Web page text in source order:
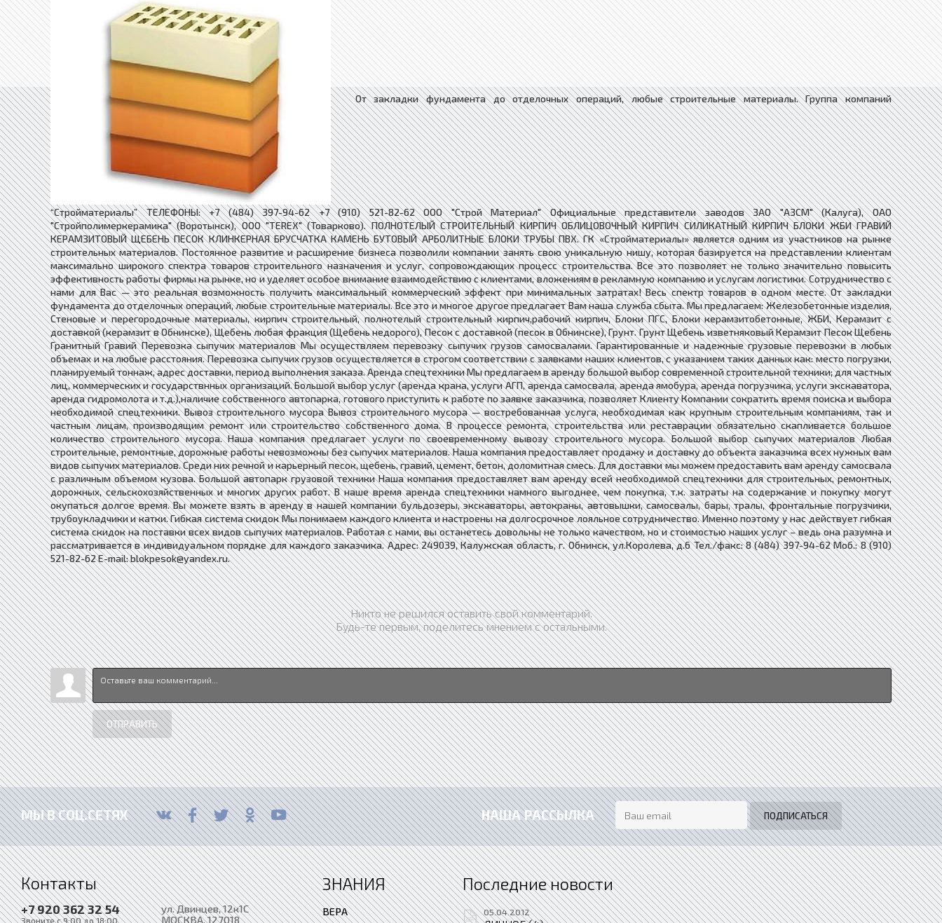
От закладки фундамента до отделочных операций, любые строительные материалы. ​Группа компаний
“Стройматериалы” ТЕЛЕФОНЫ: +7 (484) 397-94-62 +7 (910) 521-82-62 ООО "Строй Материал" Официальные представители заводов ЗАО "АЗСМ" (Калуга), ОАО
"Стройполимеркерамика" (Воротынск), ООО "TEREX" (Товарково). ПОЛНОТЕЛЫЙ СТРОИТЕЛЬНЫЙ КИРПИЧ ОБЛИЦОВОЧНЫЙ КИРПИЧ СИЛИКАТНЫЙ КИРПИЧ БЛОКИ ЖБИ ГРАВИЙ
КЕРАМЗИТОВЫЙ ЩЕБЕНЬ ПЕСОК КЛИНКЕРНАЯ БРУСЧАТКА КАМЕНЬ БУТОВЫЙ АРБОЛИТНЫЕ БЛОКИ ТРУБЫ ПВХ. ГК «Стройматериалы» является одним из участников на рынке
строительных материалов. Постоянное развитие и расширение бизнеса позволили компании занять свою уникальную нишу, которая базируется на представлении клиентам
максимально широкого спектра товаров строительного назначения и услуг, сопровождающих процесс строительства. Все это позволяет не только значительно повысить
эффективность работы фирмы на рынке, но и уделяет особое внимание взаимодействию с клиентами, вложениям в рекламную компанию и услугам логистики. Сотрудничество с
нами для Вас — это реальная возможность получить максимальный коммерческий эффект при минимальных затратах! Весь спектр товаров в одном месте. От закладки
фундамента до отделочных операций, любые строительные материалы. Все это и многое другое предлагает Вам наша служба сбыта. Мы предлагаем: Железобетонные изделия,
Стеновые и перегородочные материалы, кирпич строительный, полнотелый строительный кирпич,рабочий кирпич, Блоки ПГС, Блоки керамзитобетонные, ЖБИ, Керамзит с
доставкой (керамзит в Обнинске), Щебень любая фракция (Щебень недорого), Песок с доставкой (песок в Обнинске), Грунт. Грунт Щебень изветняковый Керамзит Песок Щебень
Гранитный Гравий Перевозка сыпучих материалов Мы осуществляем перевозку сыпучих грузов самосвалами. Гарантированные и надежные грузовые перевозки в любых
объемах и на любые расстояния. Перевозка сыпучих грузов осуществляется в строгом соответствии с заявками наших клиентов, с указанием таких данных как: место погрузки,
планируемый тоннаж, адрес доставки, период выполнения заказа. Аренда спецтехники Мы предлагаем в аренду большой выбор современной строительной техники; для частных
лиц, коммерческих и государствнных организаций. Большой выбор услуг (аренда крана, услуги АГП, аренда самосвала, аренда ямобура, аренда погрузчика, услуги экскаватора,
аренда гидромолота и т.д.),наличие собственного автопарка, готового приступить к работе по заявке заказчика, позволяет Клиенту Компании сократить время поиска и выбора
необходимой спецтехники. Вывоз строительного мусора Вывоз строительного мусора — востребованная услуга, необходимая как крупным строительным компаниям, так и
частным лицам, производящим ремонт или строительство собственного дома. В процессе ремонта, строительства или реставрации обязательно скапливается большое
количество строительного мусора. Наша компания предлагает услуги по своевременному вывозу строительного мусора. Большой выбор сыпучих материалов Любая
строительные, ремонтные, дорожные работы невозможны без сыпучих материалов. Наша компания предоставляет продажу и доставку до объекта заказчика всех нужных вам
видов сыпучих материалов. Среди них речной и карьерный песок, щебень, гравий, цемент, бетон, доломитная смесь. Для доставки мы можем предоставить вам аренду самосвала
с различным объемом кузова. Большой автопарк грузовой техники Наша компания предоставляет вам аренду всей необходимой спецтехники для строительных, ремонтных,
дорожных, сельскохозяйственных и многих других работ. В наше время аренда спецтехники намного выгоднее, чем покупка, т.к. затраты на содержание и покупку могут
окупаться долгое время. Вы можете взять в аренду в нашей компании бульдозеры, экскаваторы, автокраны, автовышки, самосвалы, бары, тралы, фронтальные погрузчики,
трубоукладчики и катки. Гибкая система скидок Мы понимаем каждого клиента и настроены на долгосрочное лояльное сотрудничество. Именно поэтому у нас действует гибкая
система скидок на поставки всех видов сыпучих материалов. Работая с нами, вы останетесь довольны не только качеством, но и стоимостью наших услуг – ведь она разумна и
рассматривается в индивидуальном порядке для каждого заказчика. Адрес: 249039, Калужская область, г. Обнинск, ул.Королева, д.6 Тел./факс: 8 (484) 397-94-62 Моб.: 8 (910)
521-82-62 E-mail: blokpesok@yandex.ru.
Никто не решился оставить свой комментарий.
Будь-те первым, поделитесь мнением с остальными.
ОТПРАВИТЬ
МЫ В СОЦ.СЕТЯХ НАША РАССЫЛКА
Контакты
+7 920 362 32 54
Звоните с 9:00 до 18:00
ул. Двинцев, 12к1С
МОСКВА, 127018
ЗНАНИЯ
ВЕРА
Последние новости
05.04.2012